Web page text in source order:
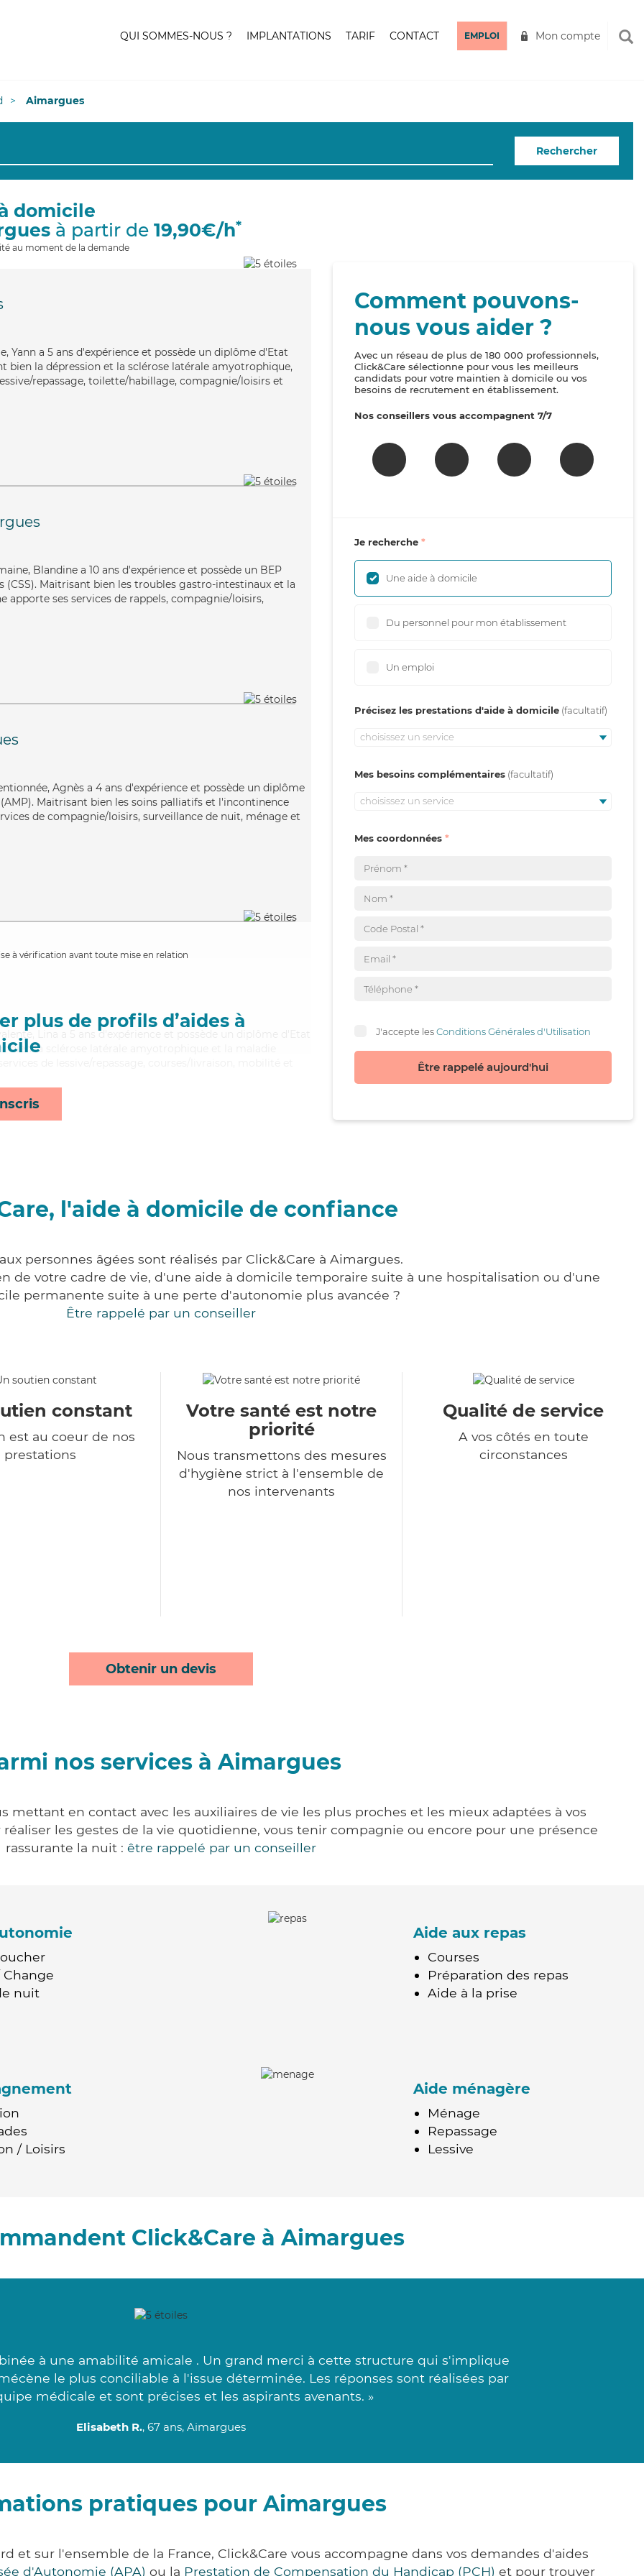
QUI SOMMES-NOUS ? IMPLANTATIONS TARIF CONTACT EMPLOI Mon compte
Aimargues
Rechercher
domicile
à partir de 19,90€/h*
au moment de la demande
Yann a 5 ans d'expérience et possède un diplôme d'Etat
bien la dépression et la sclérose latérale amyotrophique,
repassage, toilette/habillage, compagnie/loisirs et
Blandine a 10 ans d'expérience et possède un BEP
(CSS). Maitrisant bien les troubles gastro-intestinaux et la
apporte ses services de rappels, compagnie/loisirs,
Agnès a 4 ans d'expérience et possède un diplôme
Maitrisant bien les soins palliatifs et l'incontinence
de compagnie/loisirs, surveillance de nuit, ménage et
à vérification avant toute mise en relation
plus de profils d’aides à
Lina a 5 ans d'expérience et possède un diplôme d'Etat
bien la sclérose latérale amyotrophique et la maladie
Comment pouvons-
nous vous aider ?
Avec un réseau de plus de 180 000 professionnels,
Click&Care sélectionne pour vous les meilleurs
candidats pour votre maintien à domicile ou vos
besoins de recrutement en établissement.
Nos conseillers vous accompagnent 7/7
Je recherche
Une aide à domicile
Du personnel pour mon établissement
Un emploi
Précisez les prestations d'aide à domicile
choisissez un service
Mes besoins complémentaires
choisissez un service
Mes coordonnées
J'accepte lesConditions Générales d'Utilisation
Être rappelé aujourd'hui
l'aide à domicile de confiance
personnes âgées sont réalisés par Click&Care à Aimargues.
de votre cadre de vie, d'une aide à domicile temporaire suite à une hospitalisation ou d'une
permanente suite à une perte d'autonomie plus avancée ?
Être rappelé par un conseiller
constant
est au coeur de nos
prestations
Votre santé est notre
priorité
Nous transmettons des mesures
d'hygiène strict à l'ensemble de
nos intervenants
Qualité de service
A vos côtés en toute
circonstances
Obtenir un devis
nos services à Aimargues
mettant en contact avec les auxiliaires de vie les plus proches et les mieux adaptées à vos
les gestes de la vie quotidienne, vous tenir compagnie ou encore pour une présence
rassurante la nuit : être rappelé par un conseiller
nuit
Aide aux repas
Courses
Préparation des repas
Aide à la prise
/ Loisirs
Aide ménagère
Ménage
Repassage
Lessive
Click&Care à Aimargues
à une amabilité amicale . Un grand merci à cette structure qui s'implique
le plus conciliable à l'issue déterminée. Les réponses sont réalisées par
médicale et sont précises et les aspirants avenants. »
Elisabeth R., 67 ans, Aimargues
pratiques pour Aimargues
et sur l'ensemble de la France, Click&Care vous accompagne dans vos demandes d'aides
d'Autonomie (APA) ou la Prestation de Compensation du Handicap (PCH) et pour trouver